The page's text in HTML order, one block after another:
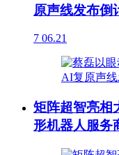
原声线发布倒
7 06.21
矩阵超智亮相
形机器人服务